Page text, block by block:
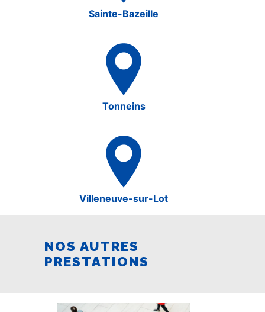
Sainte-Bazeille
Tonneins
Villeneuve-sur-Lot
NOS AUTRES
PRESTATIONS